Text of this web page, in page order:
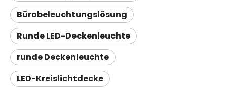
Bürobeleuchtungslösung
Runde LED-Deckenleuchte
runde Deckenleuchte
LED-Kreislichtdecke